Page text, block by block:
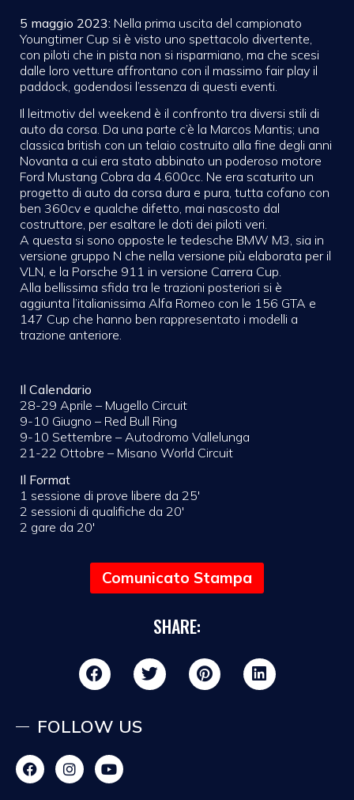
5 maggio 2023: Nella prima uscita del campionato
Youngtimer Cup si è visto uno spettacolo divertente,
con piloti che in pista non si risparmiano, ma che scesi
dalle loro vetture affrontano con il massimo fair play il
paddock, godendosi l’essenza di questi eventi.
Il leitmotiv del weekend è il confronto tra diversi stili di
auto da corsa. Da una parte c’è la Marcos Mantis; una
classica british con un telaio costruito alla fine degli anni
Novanta a cui era stato abbinato un poderoso motore
Ford Mustang Cobra da 4.600cc. Ne era scaturito un
progetto di auto da corsa dura e pura, tutta cofano con
ben 360cv e qualche difetto, mai nascosto dal
costruttore, per esaltare le doti dei piloti veri.
A questa si sono opposte le tedesche BMW M3, sia in
versione gruppo N che nella versione più elaborata per il
VLN, e la Porsche 911 in versione Carrera Cup.
Alla bellissima sfida tra le trazioni posteriori si è
aggiunta l’italianissima Alfa Romeo con le 156 GTA e
147 Cup che hanno ben rappresentato i modelli a
trazione anteriore.
Il Calendario
28-29 Aprile – Mugello Circuit
9-10 Giugno – Red Bull Ring
9-10 Settembre – Autodromo Vallelunga
21-22 Ottobre – Misano World Circuit
Il Format
1 sessione di prove libere da 25′
2 sessioni di qualifiche da 20′
2 gare da 20′
Comunicato Stampa
SHARE:
FOLLOW US